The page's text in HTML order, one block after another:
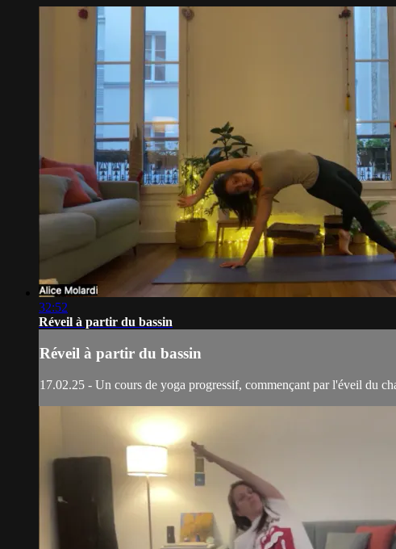
32:52
Réveil à partir du bassin
Réveil à partir du bassin
17.02.25 - Un cours de yoga progressif, commençant par l'éveil du